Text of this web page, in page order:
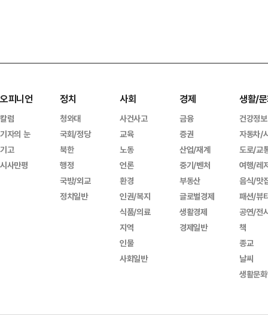
오피니언
칼럼
기자의 눈
기고
시사만평
정치
청와대
국회/정당
북한
행정
국방/외교
정치일반
사회
사건사고
교육
노동
언론
환경
인권/복지
식품/의료
지역
인물
사회일반
경제
금융
증권
산업/재계
중기/벤처
부동산
글로벌경제
생활경제
경제일반
생활/
건강정보
자동차/
도로/교
여행/레
음식/맛
패션/뷰
공연/전
책
종교
날씨
생활문